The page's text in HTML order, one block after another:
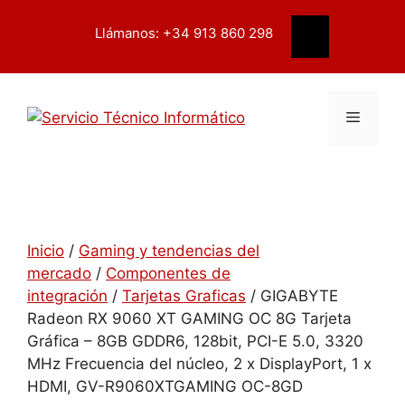
Buscar
Llámanos: +34 913 860 298
Menú
Inicio / Gaming y tendencias del
mercado / Componentes de
integración / Tarjetas Graficas / GIGABYTE
Radeon RX 9060 XT GAMING OC 8G Tarjeta
Gráfica – 8GB GDDR6, 128bit, PCI-E 5.0, 3320
MHz Frecuencia del núcleo, 2 x DisplayPort, 1 x
HDMI, GV-R9060XTGAMING OC-8GD